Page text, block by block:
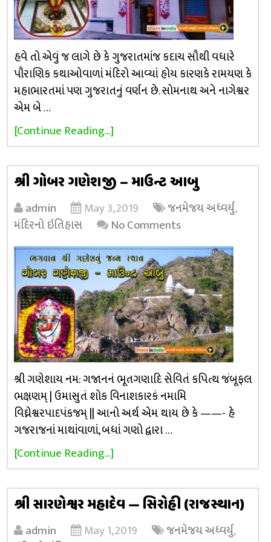
હવે તો એવું જ લાગે છે કે ગુજરાતમાંજ કદાચ સૌથી વધારે
પૌરાણિક કથાઓવાળાં મંદિરો આવ્યાં હોય કારણકે રામયણ કે
મહાભારતમાં પણ ગુજરાતનું વર્ણન છે. સોમનાથ અને નાગેશ્વર
એમ બે …
[Continue Reading...]
શ્રી ગોબર ગણેશજી – માઉન્ટ આબુ
admin May 3, 2019 જનમેજય અધ્વર્યુ,
મંદિરનો ઇતિહાસ
No Comments
શ્રી ગણેશાય નમ: ગજાનનં ભૂતગણાદિ સેવિતં કપિત્થ જંબૂફલ
ભક્ષણમ્ | ઉમાસુતં શોક વિનાશકારકં નમામિ
વિઘ્નેશ્વરપાદપંકજમ્ || આનો અર્થ એમ થાય છે કે ——- હે
ગજરાજનાં માથાંવાળાં, બધાં ગણો દ્વારા …
[Continue Reading...]
શ્રી સારણેશ્વર મહાદેવ — સિરોહી (રાજસ્થાન)
admin May 1, 2019 જનમેજય અધ્વર્યુ,